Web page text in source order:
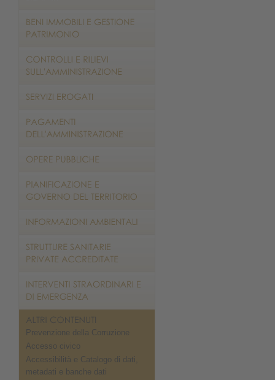
Prevenzione della Corruzione
Accesso civico
Accessibilità e Catalogo di dati,
metadati e banche dati